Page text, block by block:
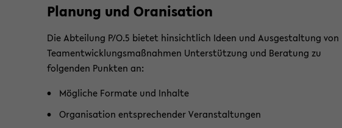
Pla­nung und Ora­ni­sa­ti­on
­Die Abteilung P/O.5 bietet hinsichtlich Ideen und Ausgestaltung von
Teamentwicklungsmaßnahmen Unterstützung und Beratung zu
folgenden Punkten an:
Mög­li­che For­ma­te und In­hal­te
Or­ga­ni­sa­ti­on ent­spre­chen­der Ver­an­stal­tun­gen